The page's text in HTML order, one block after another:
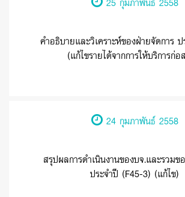
คำอธิบายและวิเคราะห์ของฝ่ายจัดการ
(แก้ไขรายได้จากการให้บริการก่อ
24 กุมภาพันธ์ 2558
สรุปผลการดำเนินงานของบจ.และรวม
ประจำปี (F45-3) (แก้ไข)